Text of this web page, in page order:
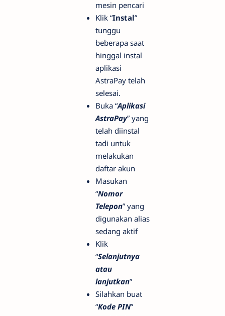
mesin pencari
Klik “Instal”
tunggu
beberapa saat
hinggal instal
aplikasi
AstraPay telah
selesai.
Buka “Aplikasi
AstraPay” yang
telah diinstal
tadi untuk
melakukan
daftar akun
Masukan
“Nomor
Telepon” yang
digunakan alias
sedang aktif
Klik
“Selanjutnya
atau
lanjutkan”
Silahkan buat
“Kode PIN”